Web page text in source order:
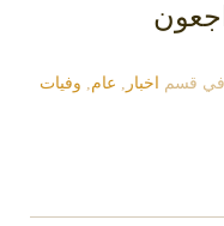
قسم اخبار , عام, وفيات